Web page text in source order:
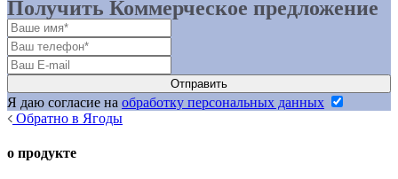
Получить Коммерческое предложение
Я даю согласие на обработку персональных данных
Обратно в Ягоды
о продукте